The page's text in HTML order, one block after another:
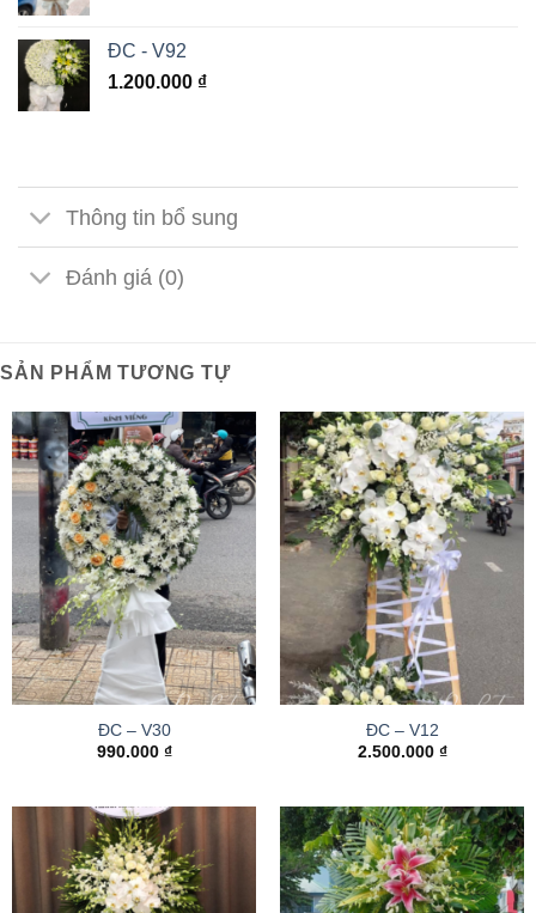
ĐC - V92
1.200.000 ₫
Thông tin bổ sung
Đánh giá (0)
SẢN PHẨM TƯƠNG TỰ
ĐC – V30
990.000 ₫
ĐC – V12
2.500.000 ₫